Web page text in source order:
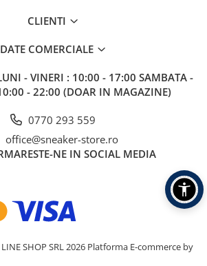
CLIENTI
DATE COMERCIALE
- VINERI : 10:00 - 17:00 SAMBATA -
- 22:00 (DOAR IN MAGAZINE)
0770 293 559
office@sneaker-store.ro
NE IN SOCIAL MEDIA
SHOP SRL 2026 Platforma E-commerce by